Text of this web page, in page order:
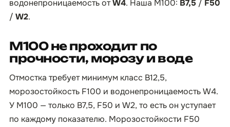
водонепроницаемость отW4. Наша М100: B7,5 / F50
/ W2.
М100 не проходит по
прочности, морозу и воде
Отмостка требует минимум класс B12,5,
морозостойкость F100 и водонепроницаемость W4.
У М100 — только B7,5, F50 и W2, то есть он уступает
по каждому показателю. Морозостойкости F50